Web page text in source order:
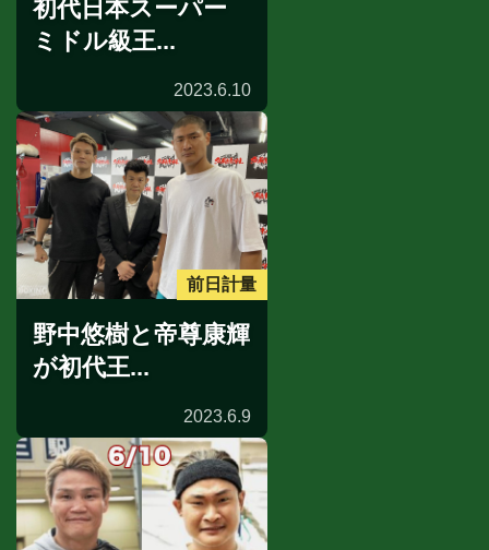
初代日本スーパー
ミドル級王...
2023.6.10
前日計量
野中悠樹と帝尊康輝
が初代王...
2023.6.9